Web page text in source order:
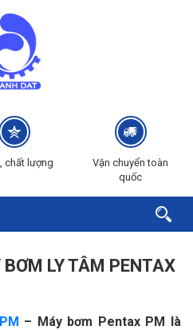
chất lượng
Vận chuyển toàn
quốc
LY TÂM PENTAX
– Máy bơm Pentax PM là